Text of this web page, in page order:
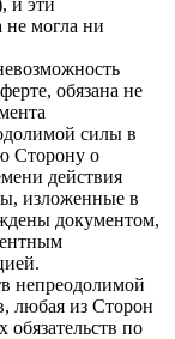
не могла ни
обязана не
силы в
Сторону о
действия
изложенные в
документом,
непреодолимой
любая из Сторон
обязательств по